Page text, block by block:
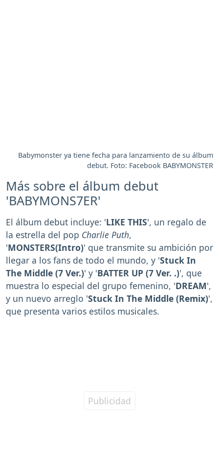
Babymonster ya tiene fecha para lanzamiento de su álbum
debut. Foto: Facebook BABYMONSTER
Más sobre el álbum debut
'BABYMONS7ER'
El álbum debut incluye: 'LIKE THIS', un regalo de
la estrella del pop Charlie Puth,
'MONSTERS(Intro)' que transmite su ambición por
llegar a los fans de todo el mundo, y 'Stuck In
The Middle (7 Ver.)' y 'BATTER UP (7 Ver. .)', que
muestra lo especial del grupo femenino, 'DREAM',
y un nuevo arreglo 'Stuck In The Middle (Remix)',
que presenta varios estilos musicales.